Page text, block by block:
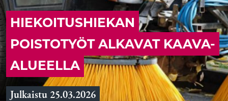
HIEKOITUSHIEKAN
POISTOTYÖT ALKAVAT KAAVA-
ALUEELLA
Julkaistu 25.03.2026